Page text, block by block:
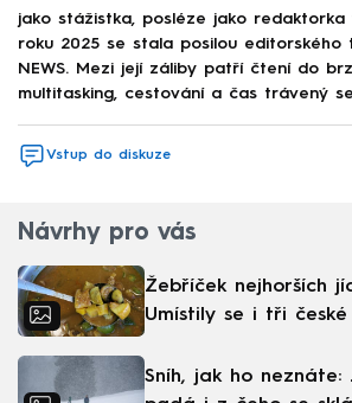
jako stážistka, posléze jako redaktorka
roku 2025 se stala posilou editorského
NEWS. Mezi její záliby patří čtení do
multitasking, cestování a čas trávený
Vstup do diskuze
Návrhy pro vás
Žebříček nejhorších
Umístily se i tři české
Sníh, jak ho neznáte: